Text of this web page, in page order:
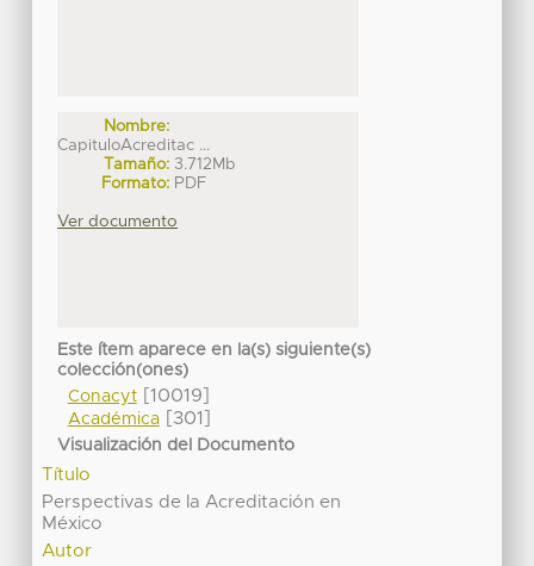
Nombre:
CapituloAcreditac ...
Tamaño: 3.712Mb
Formato: PDF
Ver documento
Este ítem aparece en la(s) siguiente(s)
colección(ones)
Conacyt[10019]
Académica[301]
Visualización del Documento
Título
Perspectivas de la Acreditación en
México
Autor